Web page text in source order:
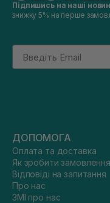
Підпишись на наші
знижку 5% на перше
Email
ДОПОМОГА
Оплата та доставка
Як зробити замовлення
Відповіді на запитання
Про нас
ЗМІ про нас